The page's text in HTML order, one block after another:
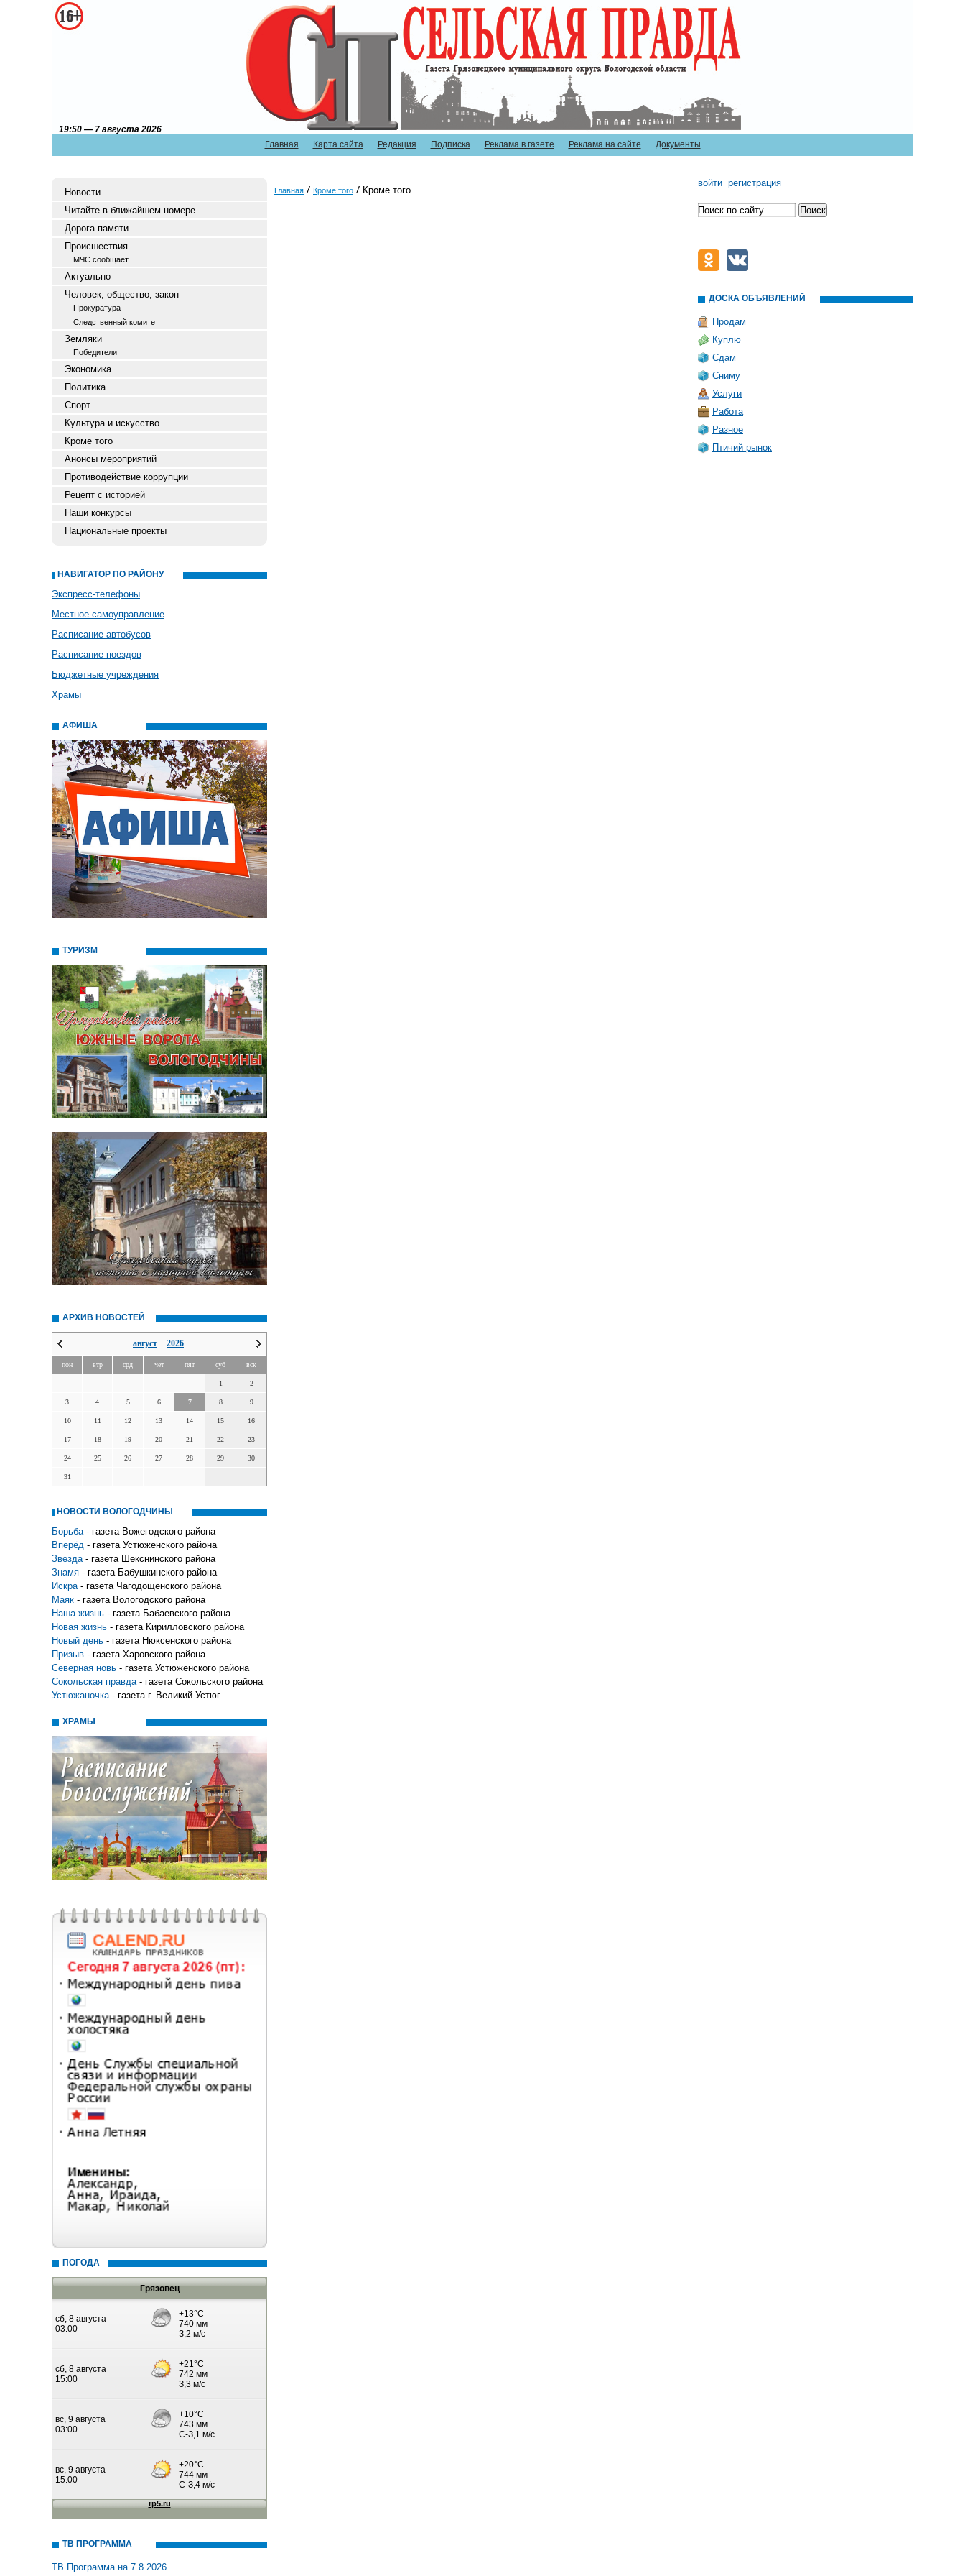
Главная Карта сайта Редакция Подписка Реклама в газете Реклама на сайте Документы
19:50 — 7 августа 2026
Новости
Читайте в ближайшем номере
Дорога памяти
Происшествия
МЧС сообщает
Актуально
Человек, общество, закон
Прокуратура
Следственный комитет
Земляки
Победители
Экономика
Политика
Спорт
Культура и искусство
Кроме того
Анонсы мероприятий
Противодействие коррупции
Рецепт с историей
Наши конкурсы
Национальные проекты
НАВИГАТОР ПО РАЙОНУ
Экспресс-телефоны
Местное самоуправление
Расписание автобусов
Расписание поездов
Бюджетные учреждения
Храмы
АФИША
ТУРИЗМ
АРХИВ НОВОСТЕЙ
август 2026
пон втр срд чет пят суб вск
1 2
3 4 5 6 7 8 9
10 11 12 13 14 15 16
17 18 19 20 21 22 23
24 25 26 27 28 29 30
31
НОВОСТИ ВОЛОГОДЧИНЫ
Борьба - газета Вожегодского района
Вперёд - газета Устюженского района
Звезда - газета Шекснинского района
Знамя - газета Бабушкинского района
Искра - газета Чагодощенского района
Маяк - газета Вологодского района
Наша жизнь - газета Бабаевского района
Новая жизнь - газета Кирилловского района
Новый день - газета Нюксенского района
Призыв - газета Харовского района
Северная новь - газета Устюженского района
Сокольская правда - газета Сокольского района
Устюжаночка - газета г. Великий Устюг
ХРАМЫ
ПОГОДА
Грязовец
ТВ ПРОГРАММА
ТВ Программа на 7.8.2026
Главная Кроме того Кроме того
войти регистрация
ДОСКА ОБЪЯВЛЕНИЙ
Продам
Куплю
Сдам
Сниму
Услуги
Работа
Разное
Птичий рынок